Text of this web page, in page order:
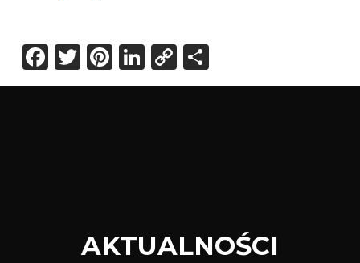
Facebook
Twitter
Pinterest
LinkedIn
Copy
Link
Share
AKTUALNOŚCI